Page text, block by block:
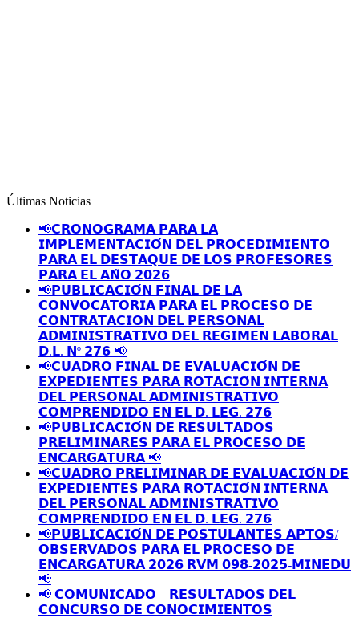
Últimas Noticias
📢𝗖𝗥𝗢𝗡𝗢𝗚𝗥𝗔𝗠𝗔 𝗣𝗔𝗥𝗔 𝗟𝗔
𝗜𝗠𝗣𝗟𝗘𝗠𝗘𝗡𝗧𝗔𝗖𝗜𝗢́𝗡 𝗗𝗘𝗟 𝗣𝗥𝗢𝗖𝗘𝗗𝗜𝗠𝗜𝗘𝗡𝗧𝗢
𝗣𝗔𝗥𝗔 𝗘𝗟 𝗗𝗘𝗦𝗧𝗔𝗤𝗨𝗘 𝗗𝗘 𝗟𝗢𝗦 𝗣𝗥𝗢𝗙𝗘𝗦𝗢𝗥𝗘𝗦
𝗣𝗔𝗥𝗔 𝗘𝗟 𝗔𝗡̃𝗢 𝟮𝟬𝟮𝟲
📢𝗣𝗨𝗕𝗟𝗜𝗖𝗔𝗖𝗜𝗢́𝗡 𝗙𝗜𝗡𝗔𝗟 𝗗𝗘 𝗟𝗔
𝗖𝗢𝗡𝗩𝗢𝗖𝗔𝗧𝗢𝗥𝗜𝗔 𝗣𝗔𝗥𝗔 𝗘𝗟 𝗣𝗥𝗢𝗖𝗘𝗦𝗢 𝗗𝗘
𝗖𝗢𝗡𝗧𝗥𝗔𝗧𝗔𝗖𝗜𝗢𝗡 𝗗𝗘𝗟 𝗣𝗘𝗥𝗦𝗢𝗡𝗔𝗟
𝗔𝗗𝗠𝗜𝗡𝗜𝗦𝗧𝗥𝗔𝗧𝗜𝗩𝗢 𝗗𝗘𝗟 𝗥𝗘𝗚𝗜𝗠𝗘𝗡 𝗟𝗔𝗕𝗢𝗥𝗔𝗟
𝗗.𝗟. 𝗡º 𝟮𝟳𝟲 📢
📢𝗖𝗨𝗔𝗗𝗥𝗢 𝗙𝗜𝗡𝗔𝗟 𝗗𝗘 𝗘𝗩𝗔𝗟𝗨𝗔𝗖𝗜𝗢́𝗡 𝗗𝗘
𝗘𝗫𝗣𝗘𝗗𝗜𝗘𝗡𝗧𝗘𝗦 𝗣𝗔𝗥𝗔 𝗥𝗢𝗧𝗔𝗖𝗜𝗢́𝗡 𝗜𝗡𝗧𝗘𝗥𝗡𝗔
𝗗𝗘𝗟 𝗣𝗘𝗥𝗦𝗢𝗡𝗔𝗟 𝗔𝗗𝗠𝗜𝗡𝗜𝗦𝗧𝗥𝗔𝗧𝗜𝗩𝗢
𝗖𝗢𝗠𝗣𝗥𝗘𝗡𝗗𝗜𝗗𝗢 𝗘𝗡 𝗘𝗟 𝗗. 𝗟𝗘𝗚. 𝟮𝟳𝟲
📢𝗣𝗨𝗕𝗟𝗜𝗖𝗔𝗖𝗜𝗢́𝗡 𝗗𝗘 𝗥𝗘𝗦𝗨𝗟𝗧𝗔𝗗𝗢𝗦
𝗣𝗥𝗘𝗟𝗜𝗠𝗜𝗡𝗔𝗥𝗘𝗦 𝗣𝗔𝗥𝗔 𝗘𝗟 𝗣𝗥𝗢𝗖𝗘𝗦𝗢 𝗗𝗘
𝗘𝗡𝗖𝗔𝗥𝗚𝗔𝗧𝗨𝗥𝗔 📢
📢𝗖𝗨𝗔𝗗𝗥𝗢 𝗣𝗥𝗘𝗟𝗜𝗠𝗜𝗡𝗔𝗥 𝗗𝗘 𝗘𝗩𝗔𝗟𝗨𝗔𝗖𝗜𝗢́𝗡 𝗗𝗘
𝗘𝗫𝗣𝗘𝗗𝗜𝗘𝗡𝗧𝗘𝗦 𝗣𝗔𝗥𝗔 𝗥𝗢𝗧𝗔𝗖𝗜𝗢́𝗡 𝗜𝗡𝗧𝗘𝗥𝗡𝗔
𝗗𝗘𝗟 𝗣𝗘𝗥𝗦𝗢𝗡𝗔𝗟 𝗔𝗗𝗠𝗜𝗡𝗜𝗦𝗧𝗥𝗔𝗧𝗜𝗩𝗢
𝗖𝗢𝗠𝗣𝗥𝗘𝗡𝗗𝗜𝗗𝗢 𝗘𝗡 𝗘𝗟 𝗗. 𝗟𝗘𝗚. 𝟮𝟳𝟲
📢𝗣𝗨𝗕𝗟𝗜𝗖𝗔𝗖𝗜𝗢́𝗡 𝗗𝗘 𝗣𝗢𝗦𝗧𝗨𝗟𝗔𝗡𝗧𝗘𝗦 𝗔𝗣𝗧𝗢𝗦/
𝗢𝗕𝗦𝗘𝗥𝗩𝗔𝗗𝗢𝗦 𝗣𝗔𝗥𝗔 𝗘𝗟 𝗣𝗥𝗢𝗖𝗘𝗦𝗢 𝗗𝗘
𝗘𝗡𝗖𝗔𝗥𝗚𝗔𝗧𝗨𝗥𝗔 𝟮𝟬𝟮𝟲 𝗥𝗩𝗠 𝟬𝟵𝟴-𝟮𝟬𝟮𝟱-𝗠𝗜𝗡𝗘𝗗𝗨
📢
📢 𝗖𝗢𝗠𝗨𝗡𝗜𝗖𝗔𝗗𝗢 – 𝗥𝗘𝗦𝗨𝗟𝗧𝗔𝗗𝗢𝗦 𝗗𝗘𝗟
𝗖𝗢𝗡𝗖𝗨𝗥𝗦𝗢 𝗗𝗘 𝗖𝗢𝗡𝗢𝗖𝗜𝗠𝗜𝗘𝗡𝗧𝗢𝗦